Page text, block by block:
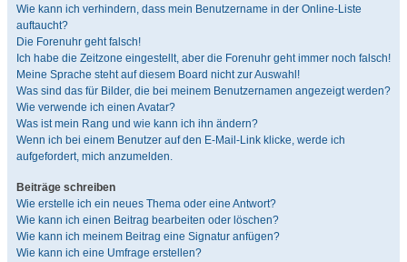
Wie kann ich verhindern, dass mein Benutzername in der Online-Liste
auftaucht?
Die Forenuhr geht falsch!
Ich habe die Zeitzone eingestellt, aber die Forenuhr geht immer noch falsch!
Meine Sprache steht auf diesem Board nicht zur Auswahl!
Was sind das für Bilder, die bei meinem Benutzernamen angezeigt werden?
Wie verwende ich einen Avatar?
Was ist mein Rang und wie kann ich ihn ändern?
Wenn ich bei einem Benutzer auf den E-Mail-Link klicke, werde ich
aufgefordert, mich anzumelden.
Beiträge schreiben
Wie erstelle ich ein neues Thema oder eine Antwort?
Wie kann ich einen Beitrag bearbeiten oder löschen?
Wie kann ich meinem Beitrag eine Signatur anfügen?
Wie kann ich eine Umfrage erstellen?